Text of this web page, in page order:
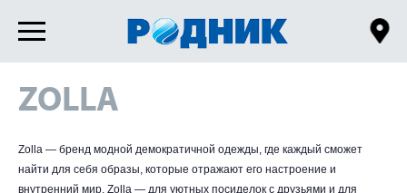
ZOLLA
Zolla — бренд модной демократичной одежды, где каждый сможет
найти для себя образы, которые отражают его настроение и
внутренний мир. Zolla — для уютных посиделок с друзьями и для